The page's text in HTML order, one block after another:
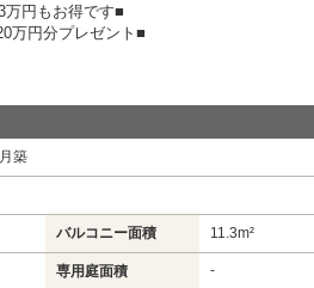
万円もお得です■
万円分プレゼント■
築
バルコニー面積 11.3m²
専用庭面積 -